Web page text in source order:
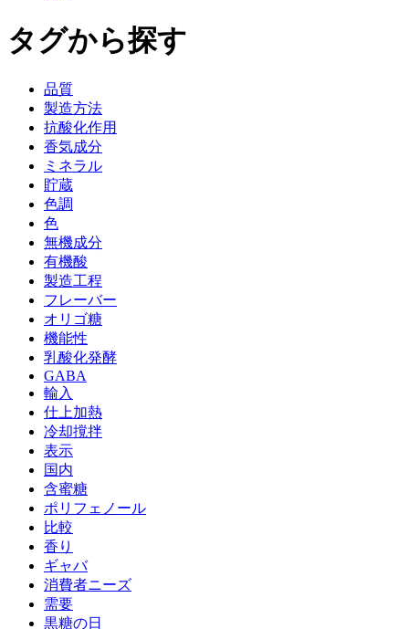
タグから探す
品質
製造方法
抗酸化作用
香気成分
ミネラル
貯蔵
色調
色
無機成分
有機酸
製造工程
フレーバー
オリゴ糖
機能性
乳酸化発酵
GABA
輸入
仕上加熱
冷却撹拌
表示
国内
含蜜糖
ポリフェノール
比較
香り
ギャバ
消費者ニーズ
需要
黒糖の日